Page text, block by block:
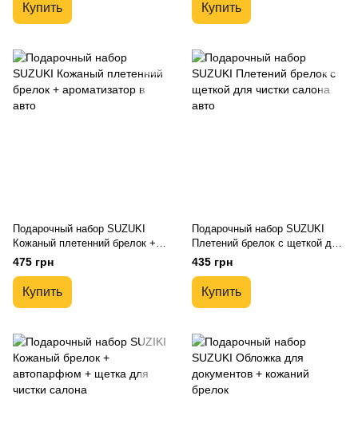
Купить Купить
Подарочный набор SUZUKI
Кожаный плетенний брелок +
ароматизатор в авто
475 грн
Купить
Подарочный набор SUZUKI
Плетений брелок с щеткой для
чистки салона авто
435 грн
Купить